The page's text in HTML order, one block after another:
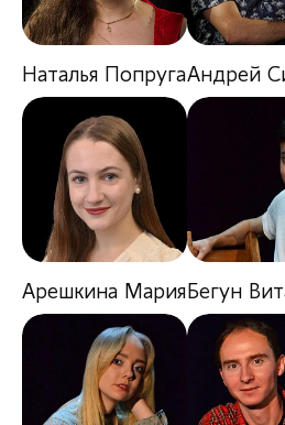
Наталья ПопругаАндрей
Арешкина МарияБегун